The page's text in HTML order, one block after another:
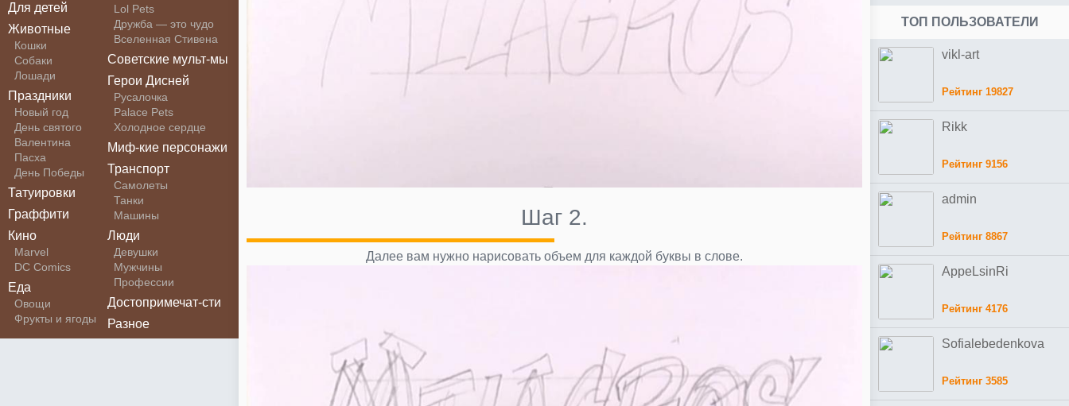
Для детей
Животные
Кошки
Собаки
Лошади
Праздники
Новый год
День святого
Валентина
Пасха
День Победы
Татуировки
Граффити
Кино
Marvel
DC Comics
Еда
Овощи
Фрукты и ягоды
Lol Pets
Дружба — это чудо
Вселенная Стивена
Советские мульт-мы
Герои Дисней
Русалочка
Palace Pets
Холодное сердце
Миф-кие персонажи
Транспорт
Самолеты
Танки
Машины
Люди
Девушки
Мужчины
Профессии
Достопримечат-сти
Разное
Шаг 2.
Далее вам нужно нарисовать объем для каждой буквы в слове.
ТОП ПОЛЬЗОВАТЕЛИ
vikl-art
Рейтинг 19827
Rikk
Рейтинг 9156
admin
Рейтинг 8867
AppeLsinRi
Рейтинг 4176
Sofialebedenkova
Рейтинг 3585